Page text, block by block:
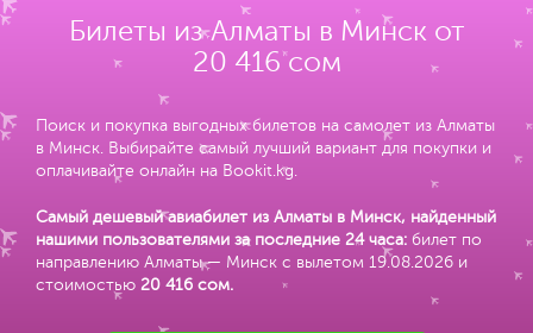
Билеты из Алматы в Минск от
20 416 сом
Поиск и покупка выгодных билетов на самолет из Алматы
в Минск. Выбирайте самый лучший вариант для покупки и
оплачивайте онлайн на Bookit.kg.
Самый дешевый авиабилет из Алматы в Минск, найденный
нашими пользователями за последние 24 часа: билет по
направлению Алматы — Минск с вылетом 19.08.2026 и
стоимостью 20 416 сом.